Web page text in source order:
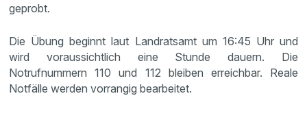
geprobt.
Die Übung beginnt laut Landratsamt um 16:45 Uhr und
wird voraussichtlich eine Stunde dauern. Die
Notrufnummern 110 und 112 bleiben erreichbar. Reale
Notfälle werden vorrangig bearbeitet.